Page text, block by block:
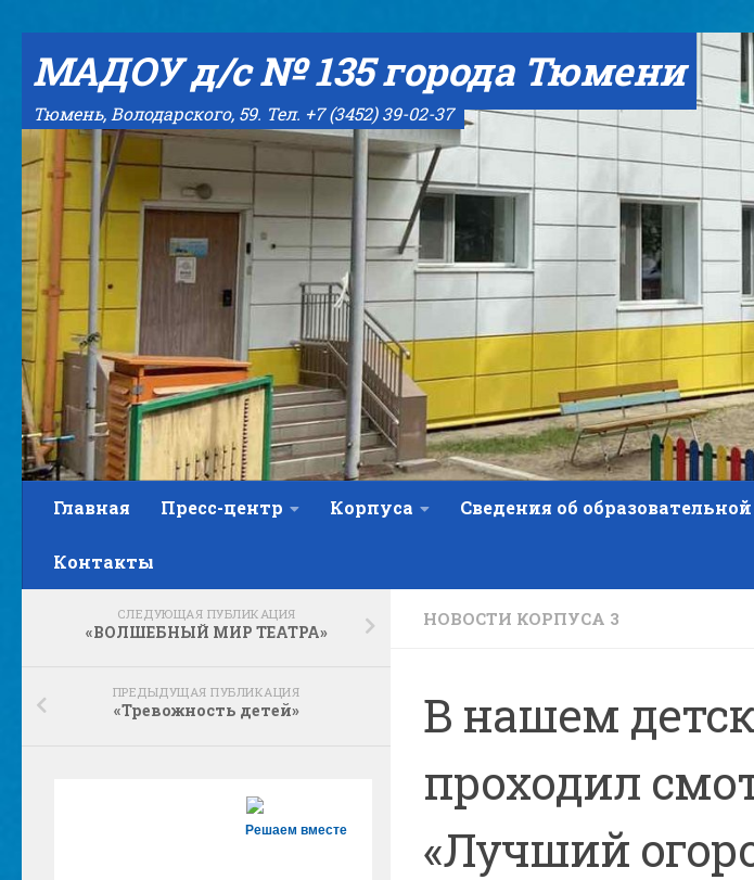
Skip to content
МАДОУ д/с № 135 города Тюмени
Тюмень, Володарского, 59. Тел. +7 (3452) 39-02-37
Главная Пресс-центр Корпуса Сведения об
Контакты
НОВОСТИ КОРПУСА 3
В нашем
проходил
«Лучший
СЛЕДУЮЩАЯ ПУБЛИКАЦИЯ
«ВОЛШЕБНЫЙ МИР ТЕАТРА»
ПРЕДЫДУЩАЯ ПУБЛИКАЦИЯ
«Тревожность детей»
Решаем вместе